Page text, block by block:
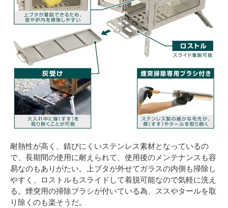
耐熱性が高く、錆びにくいステンレス素材となっているの
で、長期間の使用に耐えられて、使用後のメンテナンスも容
易なのもありがたい。上ブタが外せてガラスの内側も掃除し
やすく、ロストルもスライドして着脱可能なので気軽に洗え
る。煙突用の掃除ブラシが付いている為、ススやタールを取
り除くのも楽そうだ。